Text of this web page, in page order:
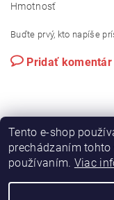
Hmotnosť
Buďte prvý, kto napíše
Pridať komentár
Výroba
Tento e-shop
prechádzaním
používaním. Viac